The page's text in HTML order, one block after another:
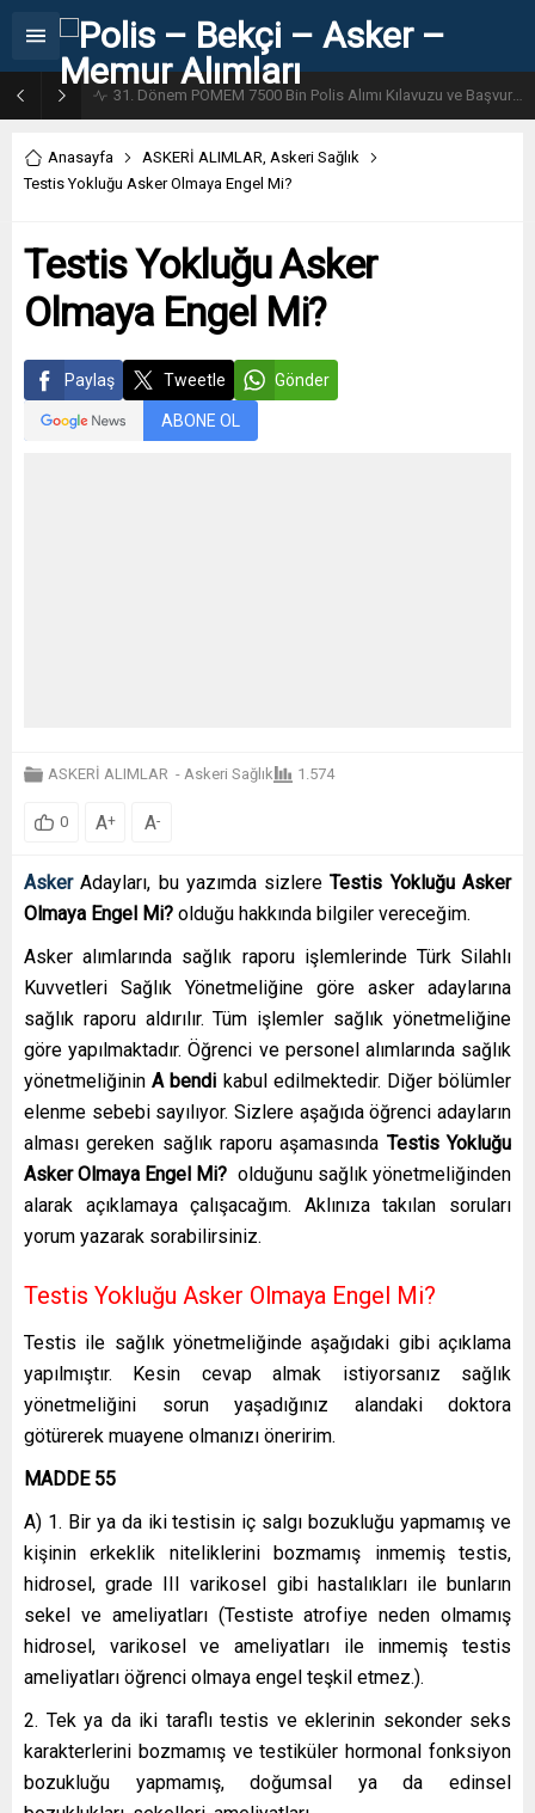
31. Dönem POMEM 7500 Bin Polis Alımı Kılavuzu ve Başvuru Ekranı
Anasayfa ASKERİ ALIMLAR, Askeri Sağlık
Testis Yokluğu Asker Olmaya Engel Mi?
Testis Yokluğu Asker
Olmaya Engel Mi?
Paylaş Tweetle Gönder
ABONE OL
ASKERİ ALIMLAR - Askeri Sağlık 1.574
0 A+ A-
AskerAdayları, bu yazımda sizlere Testis Yokluğu Asker
Olmaya Engel Mi? olduğu hakkında bilgiler vereceğim.
Asker alımlarında sağlık raporu işlemlerinde Türk Silahlı
Kuvvetleri Sağlık Yönetmeliğine göre asker adaylarına
sağlık raporu aldırılır. Tüm işlemler sağlık yönetmeliğine
göre yapılmaktadır. Öğrenci ve personel alımlarında sağlık
yönetmeliğininA bendi kabul edilmektedir. Diğer bölümler
elenme sebebi sayılıyor. Sizlere aşağıda öğrenci adayların
alması gereken sağlık raporu aşamasında Testis Yokluğu
Asker Olmaya Engel Mi? olduğunu sağlık yönetmeliğinden
alarak açıklamaya çalışacağım. Aklınıza takılan soruları
yorum yazarak sorabilirsiniz.
Testis Yokluğu Asker Olmaya Engel Mi?
Testis ile sağlık yönetmeliğinde aşağıdaki gibi açıklama
yapılmıştır. Kesin cevap almak istiyorsanız sağlık
yönetmeliğini sorun yaşadığınız alandaki doktora
götürerek muayene olmanızı öneririm.
MADDE 55
A) 1. Bir ya da iki testisin iç salgı bozukluğu yapmamış ve
kişinin erkeklik niteliklerini bozmamış inmemiş testis,
hidrosel, grade III varikosel gibi hastalıkları ile bunların
sekel ve ameliyatları (Testiste atrofiye neden olmamış
hidrosel, varikosel ve ameliyatları ile inmemiş testis
ameliyatları öğrenci olmaya engel teşkil etmez.).
2. Tek ya da iki taraflı testis ve eklerinin sekonder seks
karakterlerini bozmamış ve testiküler hormonal fonksiyon
bozukluğu yapmamış, doğumsal ya da edinsel